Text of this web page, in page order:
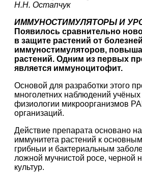
Н.Н. Остапчук
ИММУНОСТИМУЛЯТОРЫ И
Появилось сравнительно
в защите растений от
иммуностимуляторов,
растений. Одним из первых
является иммуноцитофит.
Основой для разработки этого
многолетних наблюдений
физиологии микроорганизмов
организаций.
Действие препарата основано
иммунитета растений к
грибныи и бактериальным
ложной мучнистой росе, черной
культур.